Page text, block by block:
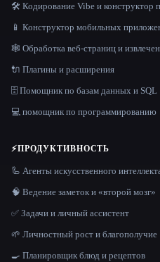
🛠️ Кодирование Vibe и конструктор
📱 Конструктор мобильных
🕸️ Обработка веб-страниц и
🔌 Плагины и расширения
🗄️ Помощник по базам данных и SQL
💻 помощник по программированию
⚡ПРОДУКТИВНОСТЬ
🦾 Агенты искусственного
🧠 Ведение заметок и «второй мозг»
✅ Задачи и личный ассистент
🌱 Личностный рост и благополучие
🍳 Планировщик блюд и рецептов